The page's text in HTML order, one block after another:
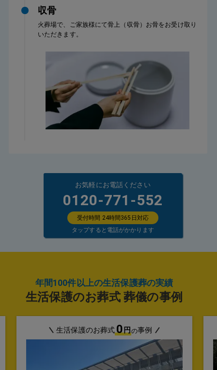
収骨
火葬場で、ご家族様にて骨上（収骨）お骨をお受け取り
いただきます。
お気軽にお電話ください
0120-771-552
受付時間 24時間365日対応
タップすると電話がかかります
年間100件以上の生活保護葬の実績
生活保護のお葬式 葬儀の事例
生活保護のお葬式0円 の事例